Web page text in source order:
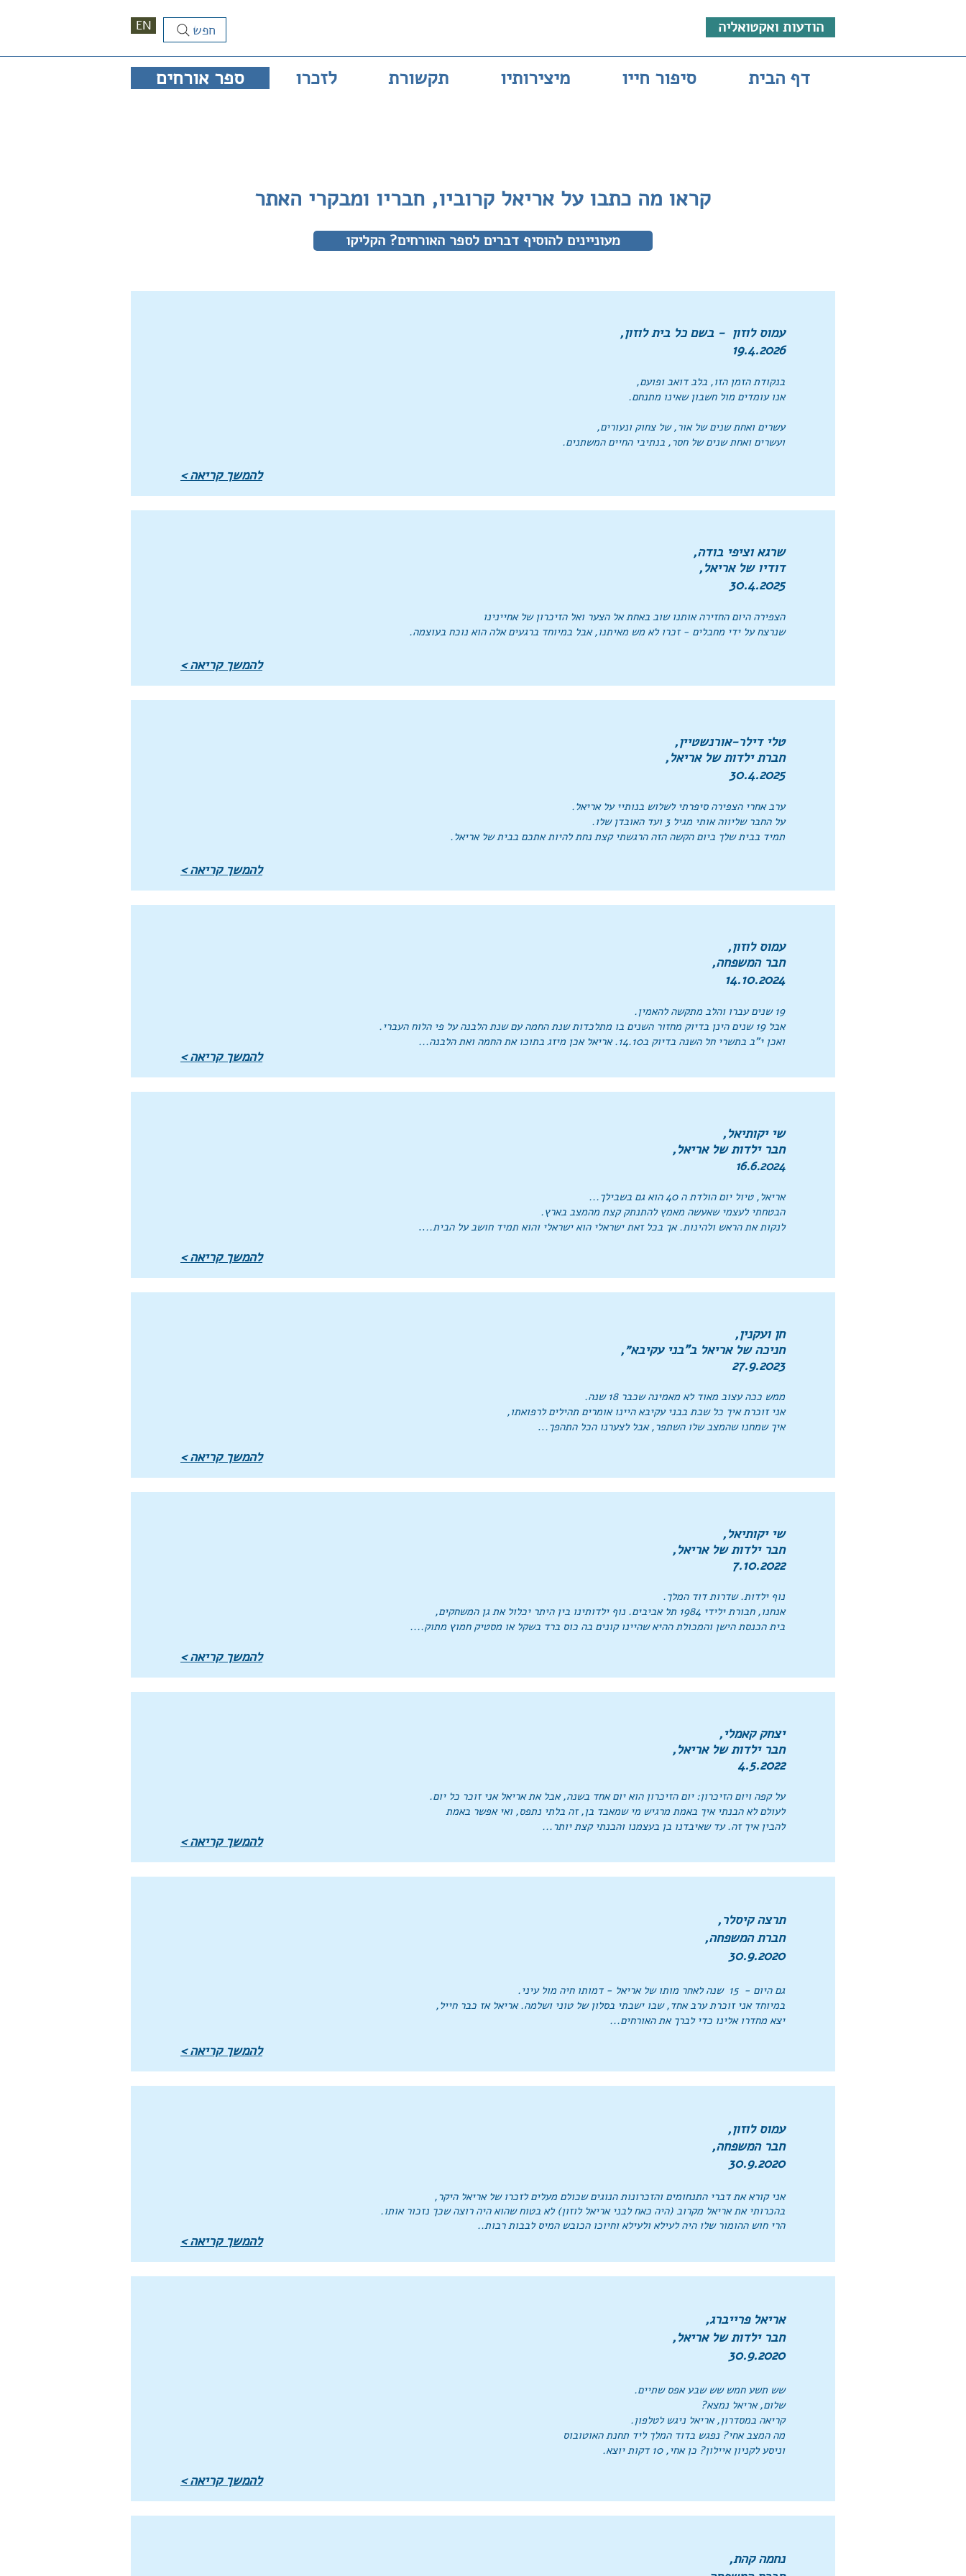
EN חפש הודעות ואקטואליה
דף הבית סיפור חייו מיצירותיו תקשורת לזכרו ספר אורחים
קראו מה כתבו על אריאל קרוביו, חבריו ומבקרי האתר
מעוניינים להוסיף דברים לספר האורחים? הקליקו
עמוס לוזון -בשם כל בית לוזון,
19.4.2026
בנקודת הזמן הזו, בלב דואב ופועם,
אנו עומדים מול חשבון שאינו מתנחם.
עשרים ואחת שנים של אור, של צחוק ונעורים,
ועשרים ואחת שנים של חסר, בנתיבי החיים המשתנים.
להמשך קריאה >
שרגא וציפי בודה,
דודיו של אריאל,
30.4.2025
הצפירה היום החזירה אותנו שוב באחת אל הצער ואל הזיכרון של אחיינינו
שנרצח על ידי מחבלים - זכרו לא מש מאיתנו, אבל במיוחד ברגעים אלה הוא נוכח בעוצמה.
להמשך קריאה >
טלי דילר-אורנשטיין,
חברת ילדות של אריאל,
30.4.2025
ערב אחרי הצפירה סיפרתי לשלוש בנותיי על אריאל.
על החבר שליווה אותי מגיל 3 ועד האובדן שלו.
תמיד בבית שלך ביום הקשה הזה הרגשתי קצת נחת להיות אתכם בבית של אריאל.
להמשך קריאה >
עמוס לוזון,
חבר המשפחה,
14.10.2024
19 שנים עברו והלב מתקשה להאמין.
אבל 19 שנים הינן בדיוק מחזור השנים בו מתלכדות שנת החמה עם שנת הלבנה על פי הלוח העברי.
ואכן י"ב בתשרי חל השנה בדיוק ב14.10. אריאל אכן מיזג בתוכו את החמה ואת הלבנה...
להמשך קריאה >
שי יקותיאל,
חבר ילדות של אריאל,
16.6.2024
אריאל, טיול יום הולדת ה 40 הוא גם בשבילך...
הבטחתי לעצמי שאעשה מאמץ להתנתק קצת מהמצב בארץ.
לנקות את הראש ולהינות. אך בכל זאת ישראלי הוא ישראלי והוא תמיד חושב על הבית....
להמשך קריאה >
חן ועקנין,
חניכה של אריאל ב"בני עקיבא״,
27.9.2023
ממש ככה עצוב מאוד לא מאמינה שכבר 18 שנה.
אני זוכרת איך כל שבת בבני עקיבא היינו אומרים תהילים לרפואתו,
איך שמחנו שהמצב שלו השתפר, אבל לצערנו הכל התהפך...
להמשך קריאה >
שי יקותיאל,
חבר ילדות של אריאל,
7.10.2022
נוף ילדות. שדרות דוד המלך.
אנחנו, חבורת ילידי 1984 תל אביבים. נוף ילדותינו בין היתר יכלול את גן המשחקים,
בית הכנסת הישן והמכולת ההיא שהיינו קונים בה כוס ברד בשקל או מסטיק חמוץ מתוק....
להמשך קריאה >
יצחק קאמלי,
חבר ילדות של אריאל,
4.5.2022
על קפה ויום הזיכרון: יום הזיכרון הוא יום אחד בשנה, אבל את אריאל אני זוכר כל יום.
לעולם לא הבנתי איך באמת מרגיש מי שמאבד בן, זה בלתי נתפס, ואי אפשר באמת
להבין איך זה. עד שאיבדנו בן בעצמנו והבנתי קצת יותר...
להמשך קריאה >
תרצה קיסלר,
חברת המשפחה,
30.9.2020
גם היום - 15 שנה לאחר מותו של אריאל - דמותו חיה מול עיני.
במיוחד אני זוכרת ערב אחד, שבו ישבתי בסלון של טוני ושלמה. אריאל אז כבר חייל,
יצא מחדרו אלינו כדי לברך את האורחים...
להמשך קריאה >
עמוס לוזון,
חבר המשפחה,
30.9.2020
אני קורא את דברי התנחומים והזכרונות הנוגים שכולם מעלים לזכרו של אריאל היקר,
בהכרותי את אריאל מקרוב (היה כאח לבני אריאל לוזון) לא בטוח שהוא היה רוצה שכך נזכור אותו.
הרי חוש ההומור שלו היה לעילא ולעילא וחיוכו הכובש המיס לבבות רבות..
להמשך קריאה >
אריאל פרייברג,
חבר ילדות של אריאל,
30.9.2020
שש תשע חמש שש שבע אפס שתיים.
שלום, אריאל נמצא?
קריאה במסדרון, אריאל ניגש לטלפון.
מה המצב אחי? נפגש בדוד המלך ליד תחנת האוטובוס
וניסע לקניון איילון? כן אחי, 10 דקות יוצא.
להמשך קריאה >
נחמה קהת,